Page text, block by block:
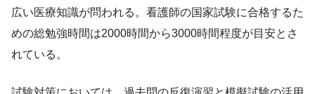
広い医療知識が問われる。看護師の国家試験に合格するた
めの総勉強時間は2000時間から3000時間程度が目安とさ
れている。